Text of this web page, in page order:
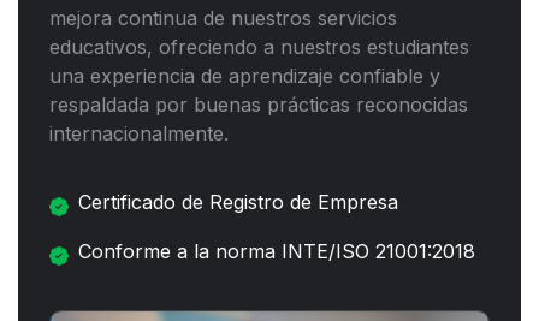
mejora continua de nuestros servicios
educativos, ofreciendo a nuestros estudiantes
una experiencia de aprendizaje confiable y
respaldada por buenas prácticas reconocidas
internacionalmente.
Certificado de Registro de Empresa
Conforme a la norma INTE/ISO 21001:2018